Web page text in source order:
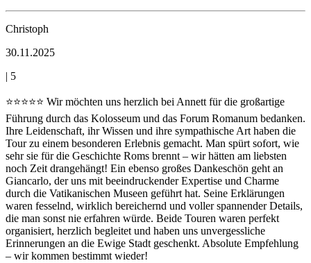
Christoph
30.11.2025
| 5
⭐️⭐️⭐️⭐️⭐️ Wir möchten uns herzlich bei Annett für die großartige
Führung durch das Kolosseum und das Forum Romanum bedanken.
Ihre Leidenschaft, ihr Wissen und ihre sympathische Art haben die
Tour zu einem besonderen Erlebnis gemacht. Man spürt sofort, wie
sehr sie für die Geschichte Roms brennt – wir hätten am liebsten
noch Zeit drangehängt! Ein ebenso großes Dankeschön geht an
Giancarlo, der uns mit beeindruckender Expertise und Charme
durch die Vatikanischen Museen geführt hat. Seine Erklärungen
waren fesselnd, wirklich bereichernd und voller spannender Details,
die man sonst nie erfahren würde. Beide Touren waren perfekt
organisiert, herzlich begleitet und haben uns unvergessliche
Erinnerungen an die Ewige Stadt geschenkt. Absolute Empfehlung
– wir kommen bestimmt wieder!